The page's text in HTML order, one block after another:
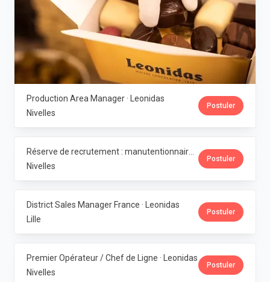
Production Area Manager · Leonidas
Nivelles
Postuler
Nivelles
Postuler
District Sales Manager France · Leonidas
Lille
Postuler
Premier Opérateur / Chef de Ligne · Leonidas
Nivelles
Postuler